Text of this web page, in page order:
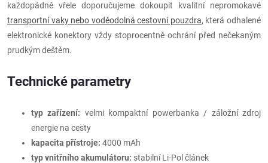
každopádně vřele doporučujeme dokoupit kvalitní nepromokavé
transportní vaky nebo voděodolná cestovní pouzdra, která odhalené
elektronické konektory vždy stoprocentně ochrání před nečekaným
prudkým deštěm.
Technické parametry
typ zařízení: velmi kompaktní powerbanka / záložní zdroj
energie na cesty
kapacita přístroje: 4000 mAh
typ vnitřního akumulátoru: stabilní Li-Pol článek